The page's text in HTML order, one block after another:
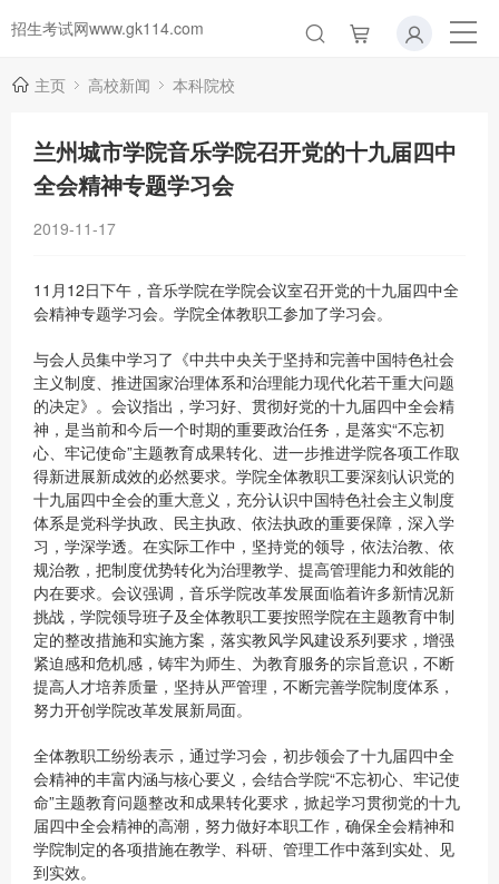
招生考试网www.gk114.com
主页 高校新闻 本科院校
兰州城市学院音乐学院召开党的十九届四中
全会精神专题学习会
2019-11-17
11月12日下午，音乐学院在学院会议室召开党的十九届四中全
会精神专题学习会。学院全体教职工参加了学习会。
与会人员集中学习了《中共中央关于坚持和完善中国特色社会
主义制度、推进国家治理体系和治理能力现代化若干重大问题
的决定》。会议指出，学习好、贯彻好党的十九届四中全会精
神，是当前和今后一个时期的重要政治任务，是落实“不忘初
心、牢记使命”主题教育成果转化、进一步推进学院各项工作取
得新进展新成效的必然要求。学院全体教职工要深刻认识党的
十九届四中全会的重大意义，充分认识中国特色社会主义制度
体系是党科学执政、民主执政、依法执政的重要保障，深入学
习，学深学透。在实际工作中，坚持党的领导，依法治教、依
规治教，把制度优势转化为治理教学、提高管理能力和效能的
内在要求。会议强调，音乐学院改革发展面临着许多新情况新
挑战，学院领导班子及全体教职工要按照学院在主题教育中制
定的整改措施和实施方案，落实教风学风建设系列要求，增强
紧迫感和危机感，铸牢为师生、为教育服务的宗旨意识，不断
提高人才培养质量，坚持从严管理，不断完善学院制度体系，
努力开创学院改革发展新局面。
全体教职工纷纷表示，通过学习会，初步领会了十九届四中全
会精神的丰富内涵与核心要义，会结合学院“不忘初心、牢记使
命”主题教育问题整改和成果转化要求，掀起学习贯彻党的十九
届四中全会精神的高潮，努力做好本职工作，确保全会精神和
学院制定的各项措施在教学、科研、管理工作中落到实处、见
到实效。